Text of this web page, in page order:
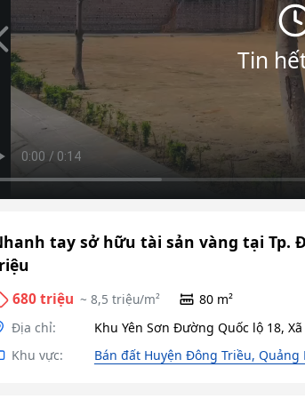
Tin
Slide trước
tay sở hữu tài sản vàng tại Tp.
680 triệu ~ 8,5 triệu/m² 80 m²
Địa chỉ:
Khu Yên Sơn Đường Quốc lộ 18,
Khu vực:
Bán đất Huyện Đông Triều, Quảng